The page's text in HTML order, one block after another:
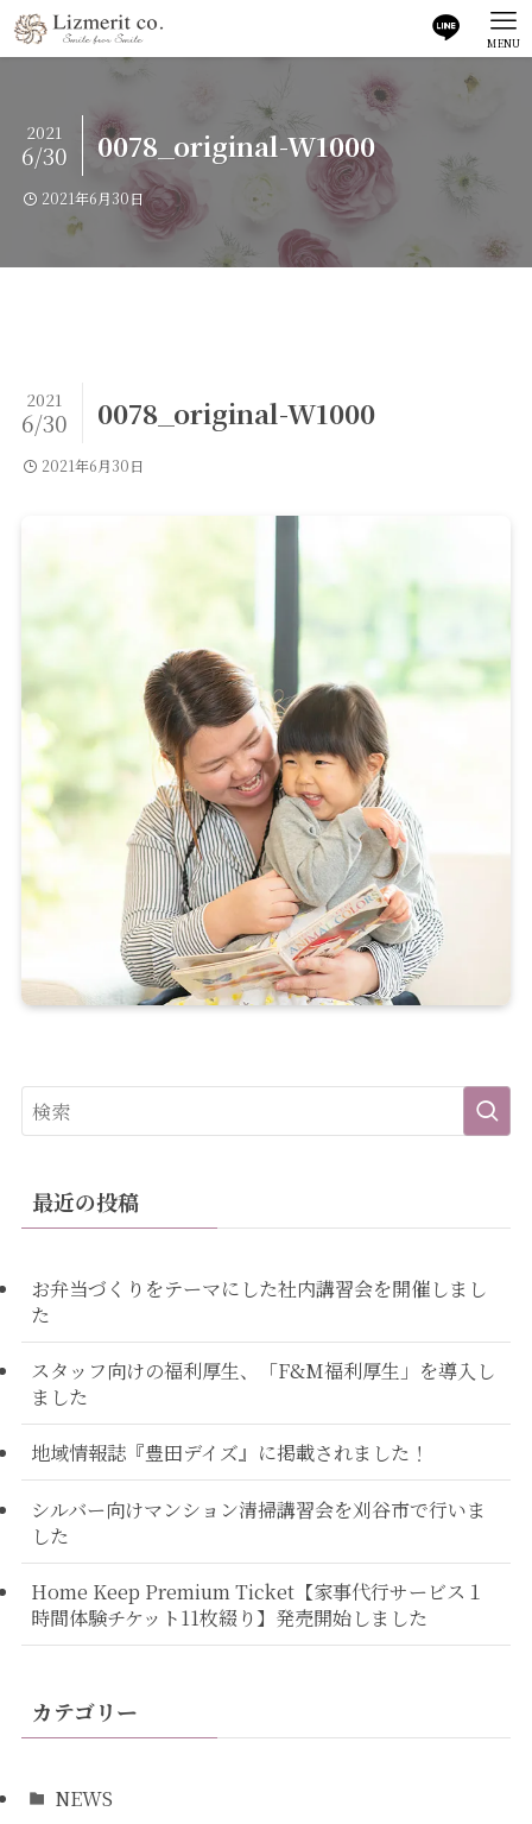
MENU
0078_original-W1000
2021
6/30
2021年6月30日
0078_original-W1000
2021
6/30
2021年6月30日
最近の投稿
お弁当づくりをテーマにした社内講習会を開催しまし
た
スタッフ向けの福利厚生、「F&M福利厚生」を導入し
ました
地域情報誌『豊田デイズ』に掲載されました！
シルバー向けマンション清掃講習会を刈谷市で行いま
した
Home Keep Premium Ticket【家事代行サービス１
時間体験チケット11枚綴り】発売開始しました
カテゴリー
NEWS